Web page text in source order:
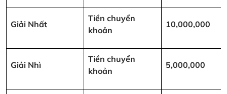
Giải Nhất
Tiền chuyển
khoản
10,000,000
Giải Nhì
Tiền chuyển
khoản
5,000,000